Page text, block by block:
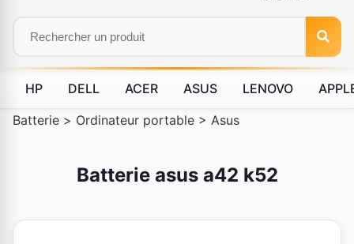
HP DELL ACER ASUS LENOVO
Batterie > Ordinateur portable > Asus
Batterie asus a42 k52